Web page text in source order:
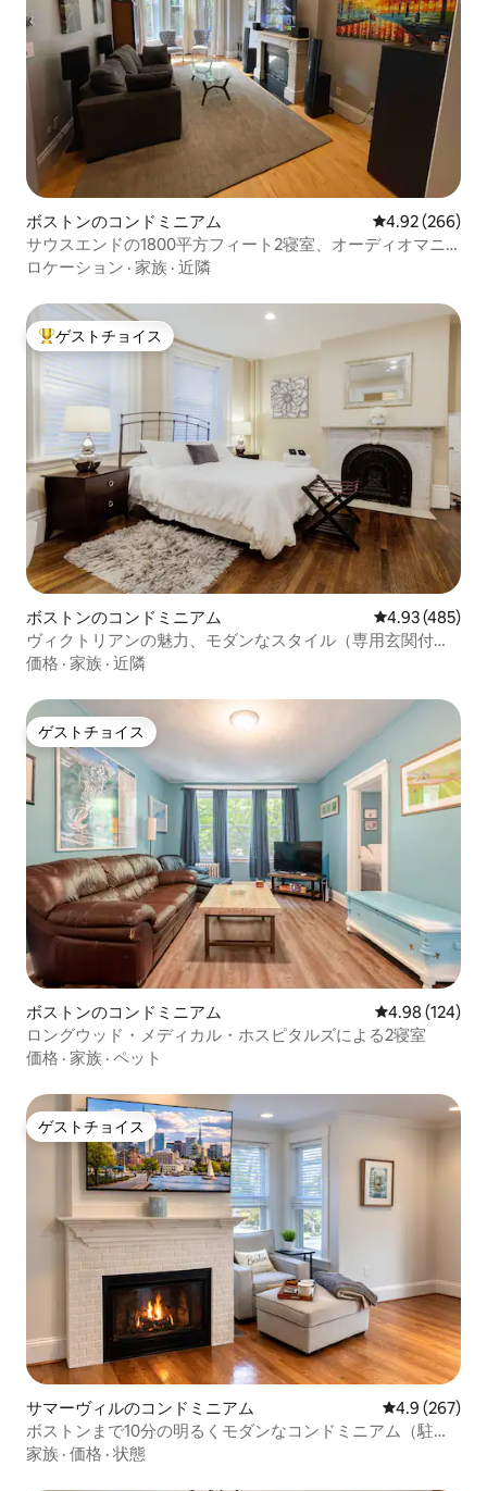
ボストンのコンドミニアム レビュー266
4.92 (266)
サウスエンドの1800平方フィート2寝室、オーディオマニ
アの楽園
ロケーション · 家族 · 近隣
大好評のゲストチョイスです。
ゲストチョイス
ボストンのコンドミニアム レビュー485
4.93 (485)
ヴィクトリアンの魅力、モダンなスタイル（専用玄関付
き）
価格 · 家族 · 近隣
ゲストチョイス
ゲストチョイス
ボストンのコンドミニアム レビュー124
4.98 (124)
ロングウッド・メディカル・ホスピタルズによる2寝室
価格 · 家族 · ペット
ゲストチョイス
ゲストチョイス
サマーヴィルのコンドミニアム レビュー267
4.9 (267)
ボストンまで10分の明るくモダンなコンドミニアム（駐車
場付き）
家族 · 価格 · 状態